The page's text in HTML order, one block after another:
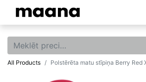
All Products Polstērēta matu stīpiņa Berry Red